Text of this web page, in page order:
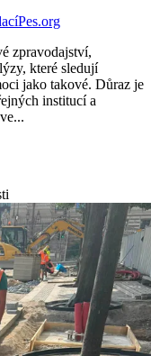
zpravodajství,
které sledují
jako takové. Důraz je
institucí a